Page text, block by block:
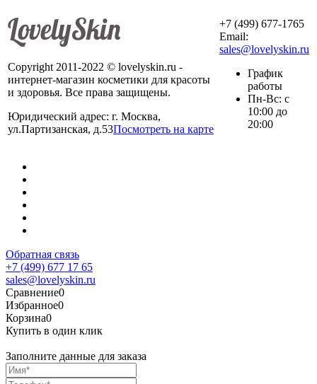
Copyright 2011-2022 © lovelyskin.ru -
интернет-магазин косметики для красоты
и здоровья. Все права защищены.
Юридический адрес: г. Москва,
ул.Партизанская, д.53Посмотреть на карте
+7 (499) 677-1765
Email:
sales@lovelyskin.ru
График
работы
Пн-Вс: с
10:00 до
20:00
Обратная связь
+7 (499) 677 17 65
sales@lovelyskin.ru
Сравнение0
Избранное0
Корзина0
Купить в один клик
Заполните данные для заказа